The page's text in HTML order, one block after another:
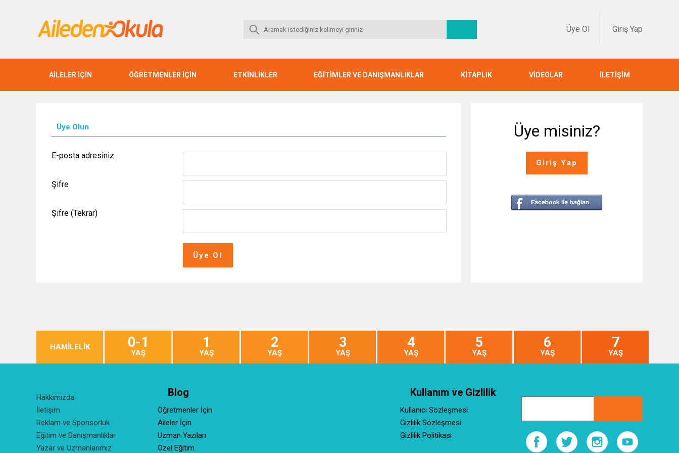
Üye Ol Giriş Yap
AİLELER İÇİN ÖĞRETMENLER İÇİN ETKİNLİKLER EĞİTİMLER VE DANIŞMANLIKLAR KİTAPLIK VİDEOLAR İLETİŞİM
Üye Olun
E-posta adresiniz
Şifre
Şifre (Tekrar)
Üye Ol
Üye misiniz?
Giriş Yap
HAMİLELİK 0-1
YAŞ
1
YAŞ
2
YAŞ
3
YAŞ
4
YAŞ
5
YAŞ
6
YAŞ
7
YAŞ
Hakkımızda
İletişim
Reklam ve Sponsorluk
Eğitim ve Danışmanlıklar
Yazar ve Uzmanlarımız
Blog
Öğretmenler İçin
Aileler İçin
Uzman Yazıları
Özel Eğitim
Kullanım ve Gizlilik
Kullanıcı Sözleşmesi
Gizlilik Sözleşmesi
Gizlilik Politikası